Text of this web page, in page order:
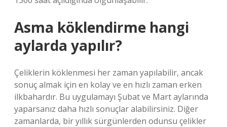
Asma köklendirme hangi
aylarda yapılır?
Çeliklerin köklenmesi her zaman yapılabilir, ancak
sonuç almak için en kolay ve en hızlı zaman erken
ilkbahardır. Bu uygulamayı Şubat ve Mart aylarında
yaparsanız daha hızlı sonuçlar alabilirsiniz. Diğer
zamanlarda, bir yıllık sürgünlerden odunsu çelikler